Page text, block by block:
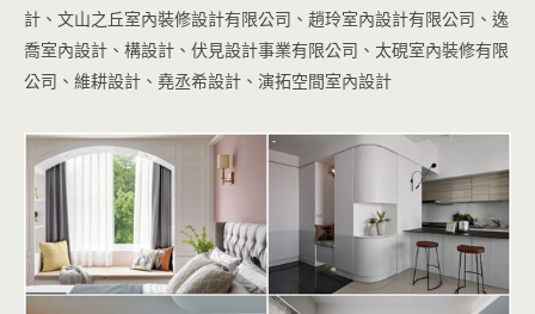
計、文山之丘室內裝修設計有限公司、趙玲室內設計有限公司、逸
喬室內設計、構設計、伏見設計事業有限公司、太硯室內裝修有限
公司、維耕設計、堯丞希設計、演拓空間室內設計